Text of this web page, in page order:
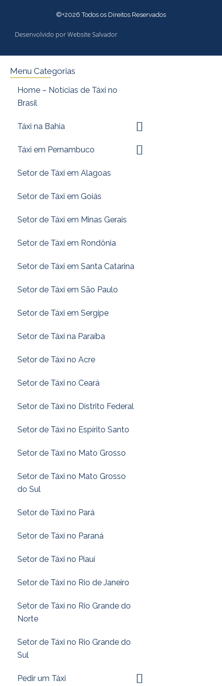
©+2026 Todos os Direitos Reservados
Desenvolvido por Website Salvador
Menu Categorias
Home – Notícias de Táxi no
Brasil
Táxi na Bahia
Táxi em Pernambuco
Setor de Táxi em Alagoas
Setor de Táxi em Goiás
Setor de Táxi em Minas Gerais
Setor de Táxi em Rondônia
Setor de Táxi em Santa Catarina
Setor de Táxi em São Paulo
Setor de Táxi em Sergipe
Setor de Táxi na Paraíba
Setor de Táxi no Acre
Setor de Táxi no Ceará
Setor de Táxi no Distrito Federal
Setor de Táxi no Espírito Santo
Setor de Táxi no Mato Grosso
Setor de Táxi no Mato Grosso
do Sul
Setor de Táxi no Pará
Setor de Táxi no Paraná
Setor de Táxi no Piauí
Setor de Táxi no Rio de Janeiro
Setor de Táxi no Rio Grande do
Norte
Setor de Táxi no Rio Grande do
Sul
Pedir um Táxi